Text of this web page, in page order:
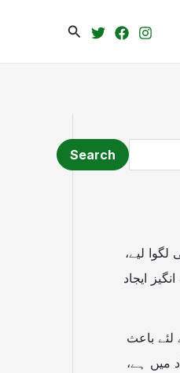
Search
Search
لیے،
ایجاد
باعث
میں ہے،